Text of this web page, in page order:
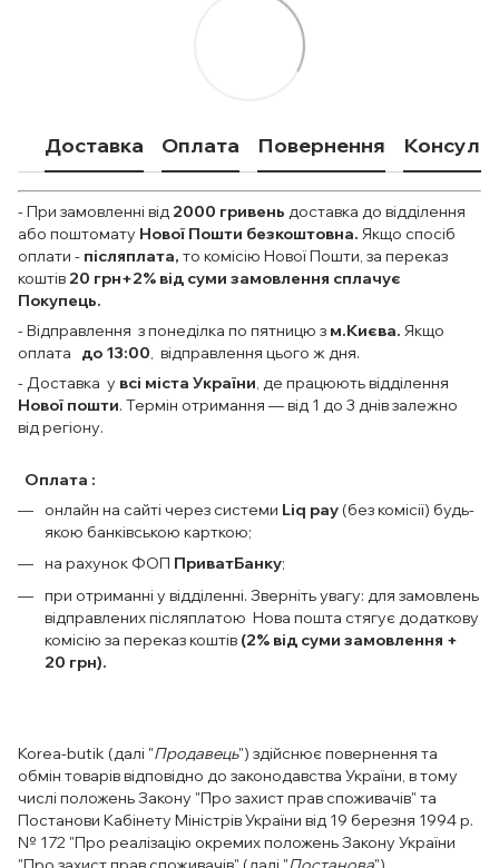
Доставка Оплата Повернення
- При замовленні від 2000 гривень доставка до відділення
або поштомату Нової Пошти безкоштовна. Якщо спосіб
оплати - післяплата, то комісію Нової Пошти, за переказ
коштів 20 грн+2% від суми замовлення сплачує
Покупець.
- Відправлення з понеділка по пятницю з м.Києва. Якщо
оплата до 13:00, відправлення цього ж дня.
- Доставка у всі міста України, де працюють відділення
Нової пошти. Термін отримання — від 1 до 3 днів залежно
від регіону.
Оплата :
онлайн на сайті через системи Liq pay (без комісії) будь-
якою банківською карткою;
на рахунок ФОП ПриватБанку;
при отриманні у відділенні. Зверніть увагу: для замовлень
відправлених післяплатою Нова пошта стягує додаткову
комісію за переказ коштів (2% від суми замовлення +
20 грн).
Korea-butik (далі "Продавець") здійснює повернення та
обмін товарів відповідно до законодавства України, в тому
числі положень Закону "Про захист прав споживачів" та
Постанови Кабінету Міністрів України від 19 березня 1994 р.
№ 172 "Про реалізацію окремих положень Закону України